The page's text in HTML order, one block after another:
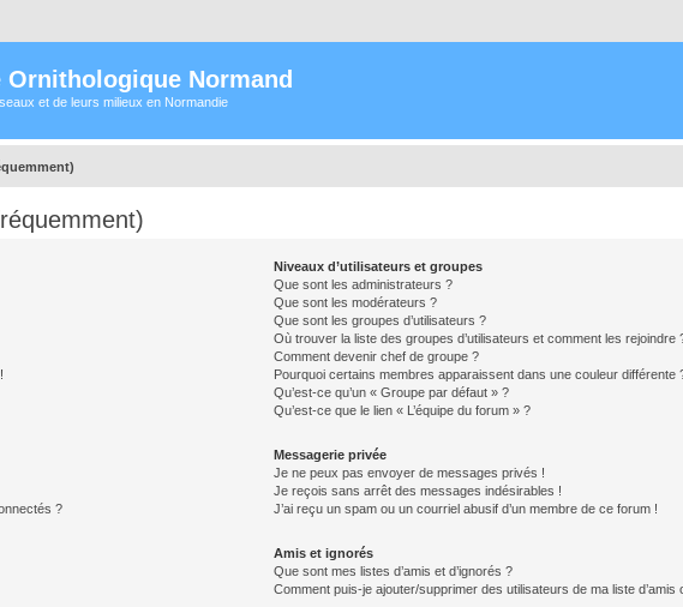
Normand
et de leurs milieux en Normandie
?
Niveaux d’utilisateurs et groupes
Que sont les administrateurs ?
Que sont les modérateurs ?
Que sont les groupes d’utilisateurs ?
Où trouver la liste des groupes d’utilisateurs et comment les rejoindre
Comment devenir chef de groupe ?
Pourquoi certains membres apparaissent dans une couleur différente
Qu’est-ce qu’un « Groupe par défaut » ?
Qu’est-ce que le lien « L’équipe du forum » ?
Messagerie privée
Je ne peux pas envoyer de messages privés !
Je reçois sans arrêt des messages indésirables !
J’ai reçu un spam ou un courriel abusif d’un membre de ce forum !
Amis et ignorés
Que sont mes listes d’amis et d’ignorés ?
Comment puis-je ajouter/supprimer des utilisateurs de ma liste d’amis